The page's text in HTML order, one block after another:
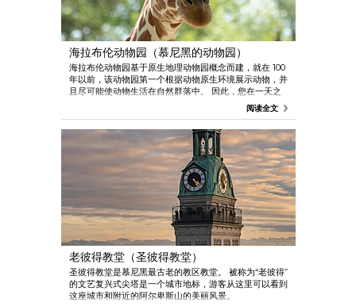
观光巴士和许多特殊观光（例如“纳粹德国下的慕尼黑和
德国文艺复兴”）的当地专家。
海拉布伦动物园（慕尼黑的动物园）
海拉布伦动物园基于原生地理动物园概念而建，就在 100
年以前，该动物园第一个根据动物原生环境展示动物，并
且尽可能使动物生活在自然群落中。 因此，您在一天之
内就可以看遍全世界的动物： 从企鹅到大象，从袋鼠到
海狮，从猛禽到食肉动物，无所不有。 激动人心的特色
亮点： - 与动物近距离接触的独特体验 - 日常喂食与动物
表演 - 个性化游览 - 游乐场和儿童动物园 - 动物园学校令
人振奋的课堂
阅读全文
老彼得教堂（圣彼得教堂）
圣彼得教堂是慕尼黑最古老的教区教堂。 被称为“老彼得”
的文艺复兴式尖塔是一个城市地标，游客从这里可以看到
这座城市和附近的阿尔卑斯山的美丽风景。